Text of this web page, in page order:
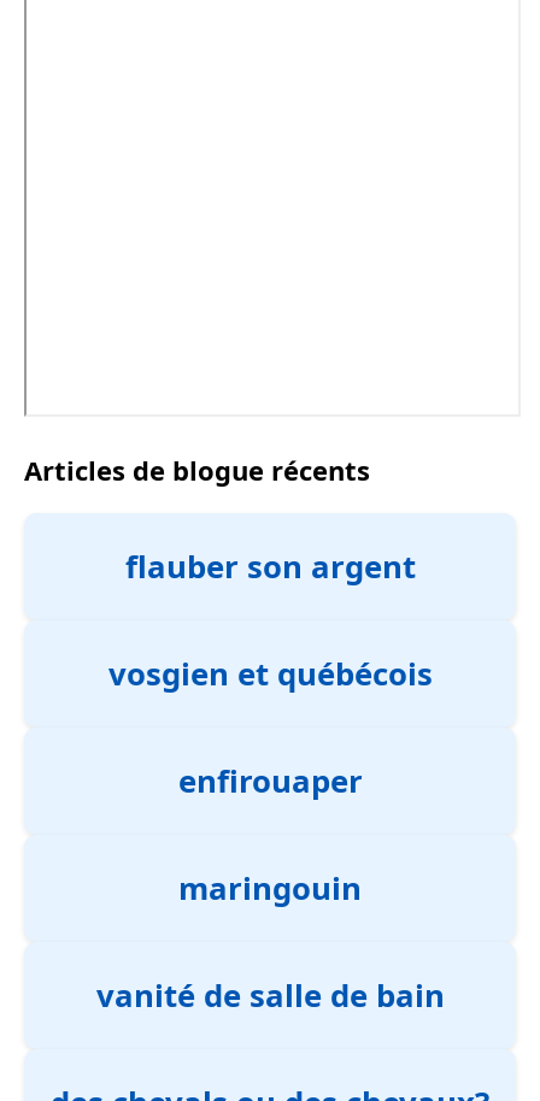
Articles de blogue récents
flauber son argent
vosgien et québécois
enfirouaper
maringouin
vanité de salle de bain